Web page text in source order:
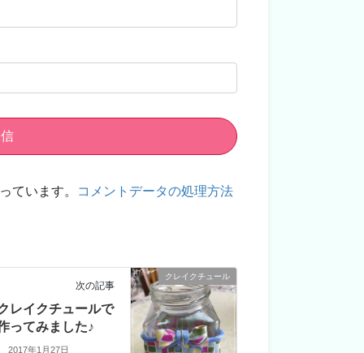
ています。 コメントデータの処理方法
クレイクチュール
次の記事
レイクチュールで
ってみました♪
2017年1月27日